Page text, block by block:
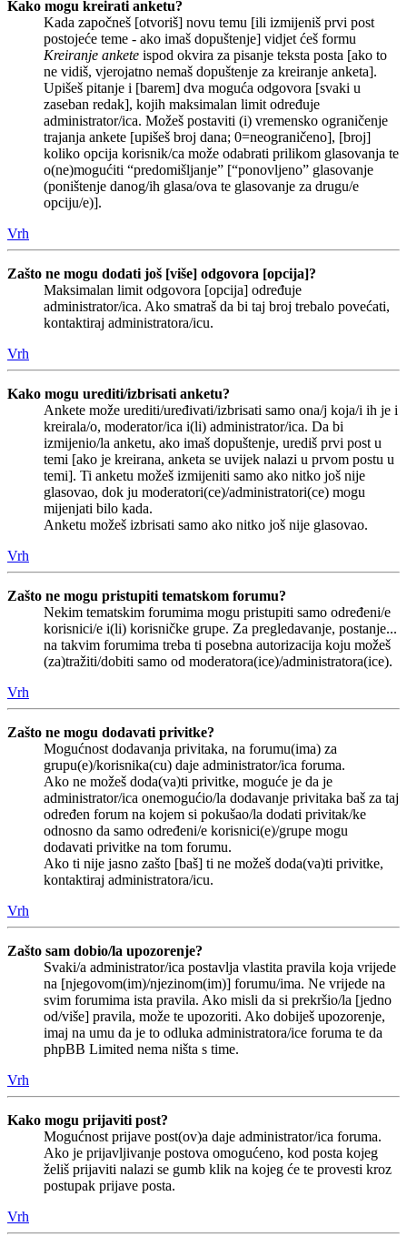
Kako mogu kreirati anketu?
Kada započneš [otvoriš] novu temu [ili izmijeniš prvi post
postojeće teme - ako imaš dopuštenje] vidjet ćeš formu
Kreiranje ankete ispod okvira za pisanje teksta posta [ako to
ne vidiš, vjerojatno nemaš dopuštenje za kreiranje anketa].
Upišeš pitanje i [barem] dva moguća odgovora [svaki u
zaseban redak], kojih maksimalan limit određuje
administrator/ica. Možeš postaviti (i) vremensko ograničenje
trajanja ankete [upišeš broj dana; 0=neograničeno], [broj]
koliko opcija korisnik/ca može odabrati prilikom glasovanja te
o(ne)mogućiti “predomišljanje” [“ponovljeno” glasovanje
(poništenje danog/ih glasa/ova te glasovanje za drugu/e
opciju/e)].
Vrh
Zašto ne mogu dodati još [više] odgovora [opcija]?
Maksimalan limit odgovora [opcija] određuje
administrator/ica. Ako smatraš da bi taj broj trebalo povećati,
kontaktiraj administratora/icu.
Vrh
Kako mogu urediti/izbrisati anketu?
Ankete može urediti/uređivati/izbrisati samo ona/j koja/i ih je i
kreirala/o, moderator/ica i(li) administrator/ica. Da bi
izmijenio/la anketu, ako imaš dopuštenje, urediš prvi post u
temi [ako je kreirana, anketa se uvijek nalazi u prvom postu u
temi]. Ti anketu možeš izmijeniti samo ako nitko još nije
glasovao, dok ju moderatori(ce)/administratori(ce) mogu
mijenjati bilo kada.
Anketu možeš izbrisati samo ako nitko još nije glasovao.
Vrh
Zašto ne mogu pristupiti tematskom forumu?
Nekim tematskim forumima mogu pristupiti samo određeni/e
korisnici/e i(li) korisničke grupe. Za pregledavanje, postanje...
na takvim forumima treba ti posebna autorizacija koju možeš
(za)tražiti/dobiti samo od moderatora(ice)/administratora(ice).
Vrh
Zašto ne mogu dodavati privitke?
Mogućnost dodavanja privitaka, na forumu(ima) za
grupu(e)/korisnika(cu) daje administrator/ica foruma.
Ako ne možeš doda(va)ti privitke, moguće je da je
administrator/ica onemogućio/la dodavanje privitaka baš za taj
određen forum na kojem si pokušao/la dodati privitak/ke
odnosno da samo određeni/e korisnici(e)/grupe mogu
dodavati privitke na tom forumu.
Ako ti nije jasno zašto [baš] ti ne možeš doda(va)ti privitke,
kontaktiraj administratora/icu.
Vrh
Zašto sam dobio/la upozorenje?
Svaki/a administrator/ica postavlja vlastita pravila koja vrijede
na [njegovom(im)/njezinom(im)] forumu/ima. Ne vrijede na
svim forumima ista pravila. Ako misli da si prekršio/la [jedno
od/više] pravila, može te upozoriti. Ako dobiješ upozorenje,
imaj na umu da je to odluka administratora/ice foruma te da
phpBB Limited nema ništa s time.
Vrh
Kako mogu prijaviti post?
Mogućnost prijave post(ov)a daje administrator/ica foruma.
Ako je prijavljivanje postova omogućeno, kod posta kojeg
želiš prijaviti nalazi se gumb klik na kojeg će te provesti kroz
postupak prijave posta.
Vrh